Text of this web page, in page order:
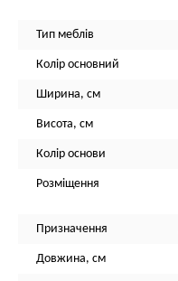
Тип меблів
Колір основний
Ширина, см
Висота, см
Колір основи
Розміщення
Призначення
Довжина, см